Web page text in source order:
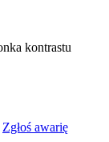
Zgłoś awarię